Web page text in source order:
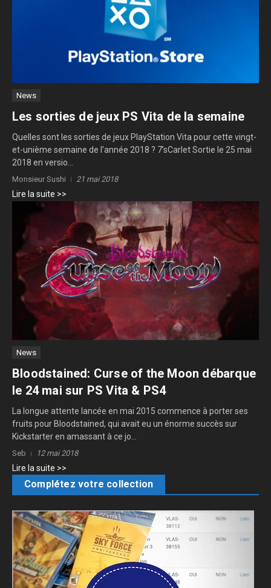
News
Les sorties de jeux PS Vita de la semaine
Quelles sont les sorties de jeux PlayStation Vita pour cette vingt-
et-unième semaine de l’année 2018 ? 7’sCarlet Sortie le 25 mai
2018 en versio...
Monsieur Sushi 21 mai 2018
Lire la suite >>
News
Bloodstained: Curse of the Moon débarque
le 24 mai sur PS Vita & PS4
La longue attente lancée en mai 2015 commence à porter ses
fruits pour Bloodstained, qui avait eu un énorme succès sur
Kickstarter en amassant à ce jo...
Seb 12 mai 2018
Lire la suite >>
Complétez votre collection